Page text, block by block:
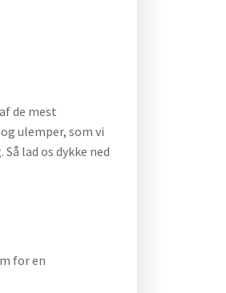
de mest
ulemper, som vi
lad os dykke ned
for en